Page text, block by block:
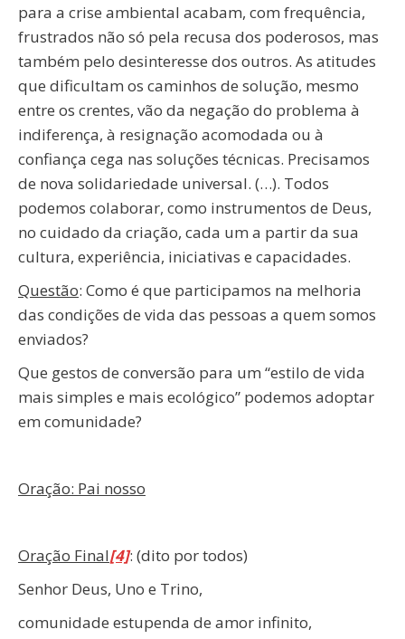
para a crise ambiental acabam, com frequência,
frustrados não só pela recusa dos poderosos, mas
também pelo desinteresse dos outros. As atitudes
que dificultam os caminhos de solução, mesmo
entre os crentes, vão da negação do problema à
indiferença, à resignação acomodada ou à
confiança cega nas soluções técnicas. Precisamos
de nova solidariedade universal. (…). Todos
podemos colaborar, como instrumentos de Deus,
no cuidado da criação, cada um a partir da sua
cultura, experiência, iniciativas e capacidades.
Questão: Como é que participamos na melhoria
das condições de vida das pessoas a quem somos
enviados?
Que gestos de conversão para um “estilo de vida
mais simples e mais ecológico” podemos adoptar
em comunidade?
Oração: Pai nosso
Oração Final[4]: (dito por todos)
Senhor Deus, Uno e Trino,
comunidade estupenda de amor infinito,